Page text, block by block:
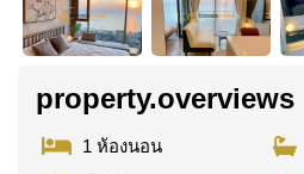
property.overviews
1 ห้องนอน